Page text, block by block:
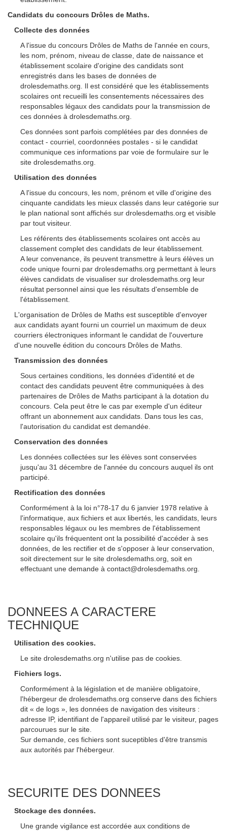
Candidats du concours Drôles de Maths.
Collecte des données
A l'issue du concours Drôles de Maths de l'année en cours,
les nom, prénom, niveau de classe, date de naissance et
établissement scolaire d'origine des candidats sont
enregistrés dans les bases de données de
drolesdemaths.org. Il est considéré que les établissements
scolaires ont recueilli les consentements nécessaires des
responsables légaux des candidats pour la transmission de
ces données à drolesdemaths.org.
Ces données sont parfois complétées par des données de
contact - courriel, coordonnées postales - si le candidat
communique ces informations par voie de formulaire sur le
site drolesdemaths.org.
Utilisation des données
A l'issue du concours, les nom, prénom et ville d'origine des
cinquante candidats les mieux classés dans leur catégorie sur
le plan national sont affichés sur drolesdemaths.org et visible
par tout visiteur.
Les référents des établissements scolaires ont accès au
classement complet des candidats de leur établissement.
A leur convenance, ils peuvent transmettre à leurs élèves un
code unique fourni par drolesdemaths.org permettant à leurs
élèves candidats de visualiser sur drolesdemaths.org leur
résultat personnel ainsi que les résultats d'ensemble de
l'établissement.
L'organisation de Drôles de Maths est susceptible d'envoyer
aux candidats ayant fourni un courriel un maximum de deux
courriers électroniques informant le candidat de l'ouverture
d'une nouvelle édition du concours Drôles de Maths.
Transmission des données
Sous certaines conditions, les données d'identité et de
contact des candidats peuvent être communiquées à des
partenaires de Drôles de Maths participant à la dotation du
concours. Cela peut être le cas par exemple d'un éditeur
offrant un abonnement aux candidats. Dans tous les cas,
l'autorisation du candidat est demandée.
Conservation des données
Les données collectées sur les élèves sont conservées
jusqu'au 31 décembre de l'année du concours auquel ils ont
participé.
Rectification des données
Conformément à la loi n°78-17 du 6 janvier 1978 relative à
l'informatique, aux fichiers et aux libertés, les candidats, leurs
responsables légaux ou les membres de l'établissement
scolaire qu'ils fréquentent ont la possibilité d'accéder à ses
données, de les rectifier et de s'opposer à leur conservation,
soit directement sur le site drolesdemaths.org, soit en
effectuant une demande à contact@drolesdemaths.org.
DONNEES A CARACTERE
TECHNIQUE
Utilisation des cookies.
Le site drolesdemaths.org n'utilise pas de cookies.
Fichiers logs.
Conformément à la législation et de manière obligatoire,
l'hébergeur de drolesdemaths.org conserve dans des fichiers
dit « de logs », les données de navigation des visiteurs :
adresse IP, identifiant de l'appareil utilisé par le visiteur, pages
parcourues sur le site.
Sur demande, ces fichiers sont suceptibles d'être transmis
aux autorités par l'hébergeur.
SECURITE DES DONNEES
Stockage des données.
Une grande vigilance est accordée aux conditions de